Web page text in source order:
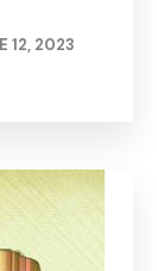
di fronte a
…
12, 2023